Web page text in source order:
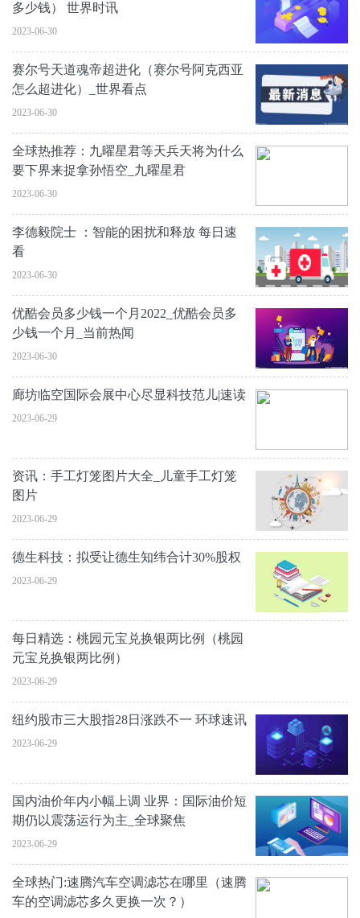
多少钱） 世界时讯
2023-06-30
赛尔号天道魂帝超进化（赛尔号阿克西亚
怎么超进化）_世界看点
2023-06-30
全球热推荐：九曜星君等天兵天将为什么
要下界来捉拿孙悟空_九曜星君
2023-06-30
李德毅院士 ：智能的困扰和释放 每日速
看
2023-06-30
优酷会员多少钱一个月2022_优酷会员多
少钱一个月_当前热闻
2023-06-30
廊坊临空国际会展中心尽显科技范儿|速读
2023-06-29
资讯：手工灯笼图片大全_儿童手工灯笼
图片
2023-06-29
德生科技：拟受让德生知纬合计30%股权
2023-06-29
每日精选：桃园元宝兑换银两比例（桃园
元宝兑换银两比例）
2023-06-29
纽约股市三大股指28日涨跌不一 环球速讯
2023-06-29
国内油价年内小幅上调 业界：国际油价短
期仍以震荡运行为主_全球聚焦
2023-06-29
全球热门:速腾汽车空调滤芯在哪里（速腾
车的空调滤芯多久更换一次？）